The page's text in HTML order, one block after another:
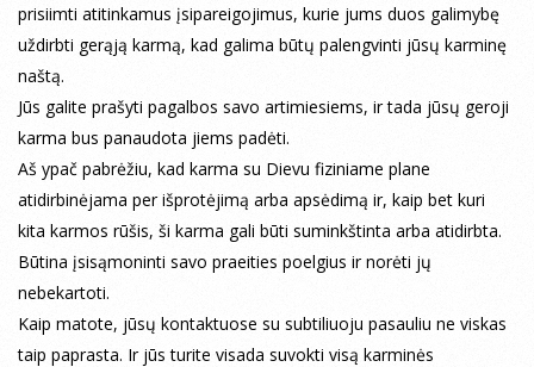
prisiimti atitinkamus įsipareigojimus, kurie jums duos galimybę
uždirbti gerąją karmą, kad galima būtų palengvinti jūsų karminę
naštą.
Jūs galite prašyti pagalbos savo artimiesiems, ir tada jūsų geroji
karma bus panaudota jiems padėti.
Aš ypač pabrėžiu, kad karma su Dievu fiziniame plane
atidirbinėjama per išprotėjimą arba apsėdimą ir, kaip bet kuri
kita karmos rūšis, ši karma gali būti suminkštinta arba atidirbta.
Būtina įsisąmoninti savo praeities poelgius ir norėti jų
nebekartoti.
Kaip matote, jūsų kontaktuose su subtiliuoju pasauliu ne viskas
taip paprasta. Ir jūs turite visada suvokti visą karminės